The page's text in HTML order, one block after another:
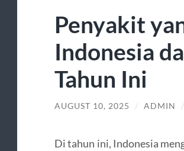
Penyakit
Indonesia
Tahun Ini
AUGUST 10, 2025 / ADMIN /
Di tahun ini, Indonesia